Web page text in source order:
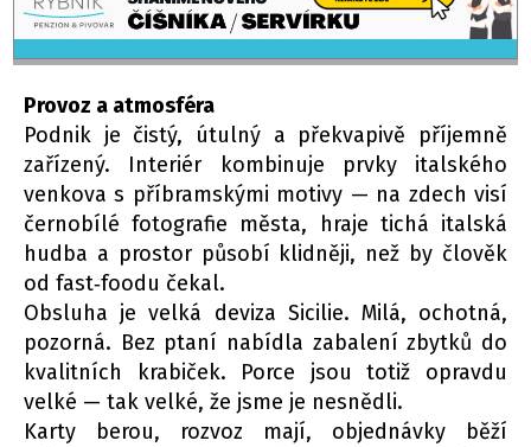
Provoz a atmosféra
Podnik je čistý, útulný a překvapivě příjemně
zařízený. Interiér kombinuje prvky italského
venkova s příbramskými motivy — na zdech visí
černobílé fotografie města, hraje tichá italská
hudba a prostor působí klidněji, než by člověk
od fast‑foodu čekal.
Obsluha je velká deviza Sicilie. Milá, ochotná,
pozorná. Bez ptaní nabídla zabalení zbytků do
kvalitních krabiček. Porce jsou totiž opravdu
velké — tak velké, že jsme je nesnědli.
Karty berou, rozvoz mají, objednávky běží